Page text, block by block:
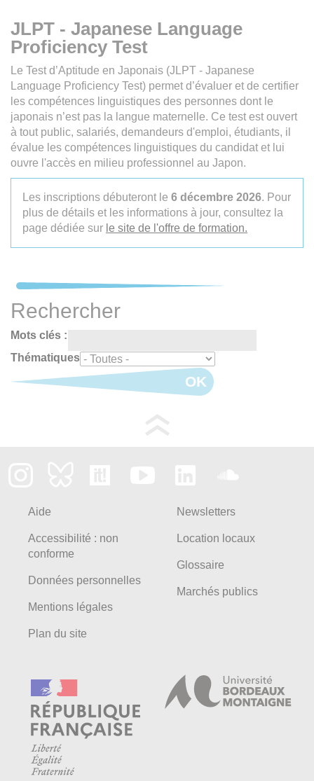
JLPT - Japanese Language
Proficiency Test
Le Test d’Aptitude en Japonais (JLPT - Japanese
Language Proficiency Test) permet d’évaluer et de certifier
les compétences linguistiques des personnes dont le
japonais n’est pas la langue maternelle. Ce test est ouvert
à tout public, salariés, demandeurs d'emploi, étudiants, il
évalue les compétences linguistiques du candidat et lui
ouvre l'accès en milieu professionnel au Japon.
Les inscriptions débuteront le 6 décembre 2026. Pour
plus de détails et les informations à jour, consultez la
page dédiée sur le site de l'offre de formation.
Rechercher
Mots clés :
Thématiques
OK
Aide
Accessibilité : non
conforme
Données personnelles
Mentions légales
Plan du site
Newsletters
Location locaux
Glossaire
Marchés publics